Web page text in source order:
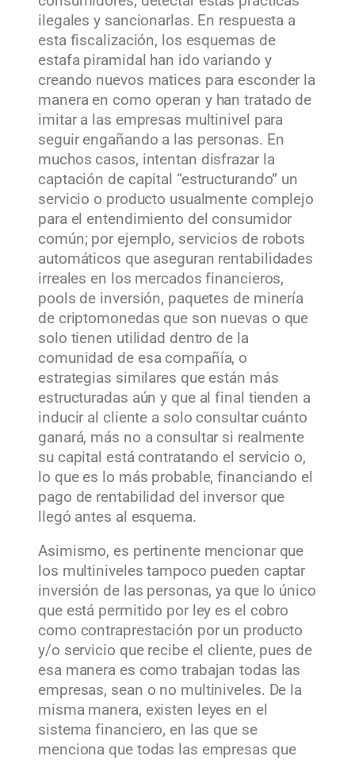
ilegales y sancionarlas. En respuesta a
esta fiscalización, los esquemas de
estafa piramidal han ido variando y
creando nuevos matices para esconder la
manera en como operan y han tratado de
imitar a las empresas multinivel para
seguir engañando a las personas. En
muchos casos, intentan disfrazar la
captación de capital “estructurando” un
servicio o producto usualmente complejo
para el entendimiento del consumidor
común; por ejemplo, servicios de robots
automáticos que aseguran rentabilidades
irreales en los mercados financieros,
pools de inversión, paquetes de minería
de criptomonedas que son nuevas o que
solo tienen utilidad dentro de la
comunidad de esa compañía, o
estrategias similares que están más
estructuradas aún y que al final tienden a
inducir al cliente a solo consultar cuánto
ganará, más no a consultar si realmente
su capital está contratando el servicio o,
lo que es lo más probable, financiando el
pago de rentabilidad del inversor que
llegó antes al esquema.
Asimismo, es pertinente mencionar que
los multiniveles tampoco pueden captar
inversión de las personas, ya que lo único
que está permitido por ley es el cobro
como contraprestación por un producto
y/o servicio que recibe el cliente, pues de
esa manera es como trabajan todas las
empresas, sean o no multiniveles. De la
misma manera, existen leyes en el
sistema financiero, en las que se
menciona que todas las empresas que